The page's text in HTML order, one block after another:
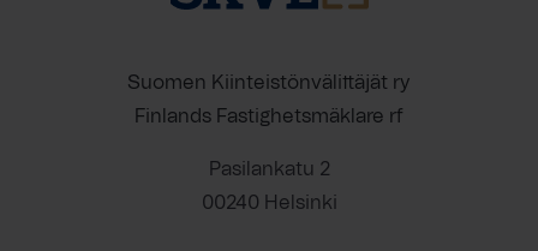
Suomen Kiinteistönvälittäjät ry
Finlands Fastighetsmäklare rf
Pasilankatu 2
00240 Helsinki